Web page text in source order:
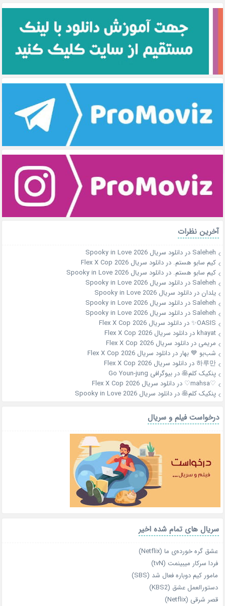
آخرین نظرات
Saleheh دردانلود سریال Spooky in Love 2026
کیم سابو هستم. دردانلود سریال Flex X Cop 2026
کیم سابو هستم. دردانلود سریال Spooky in Love 2026
Saleheh دردانلود سریال Spooky in Love 2026
یلدان دردانلود سریال Spooky in Love 2026
Saleheh دردانلود سریال Spooky in Love 2026
Saleheh دردانلود سریال Spooky in Love 2026
OASIS✨
دردانلود سریال Flex X Cop 2026
khayatدردانلود سریال Flex X Cop 2026
مریمی دردانلود سریال Flex X Cop 2026
شب‌بو 💙 بهار دردانلود سریال Flex X Cop 2026
하루만دردانلود سریال Flex X Cop 2026
پنکیک کلم🥞دربیوگرافی Go Youn-jung
♡mahsa♡
دردانلود سریال Flex X Cop 2026
پنکیک کلم🥞دردانلود سریال Spooky in Love 2026
درخواست فیلم و سریال
سریال های تمام شده اخیر
عشق گره خورده‌ی ما (Netflix)
فردا سرکار میبینمت (tvN)
مامور کیم دوباره فعال شد (SBS)
دستورالعمل عشق (KBS2)
قصر شرقی (Netflix)